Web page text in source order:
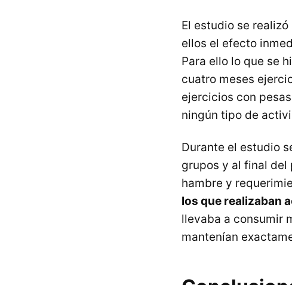
El estudio se realizó
ellos el efecto
Para ello lo que se
cuatro meses
ejercicios con
ningún tipo de
Durante el estudio
grupos y al final del
hambre y
los que realizaban
llevaba a consumir
mantenían